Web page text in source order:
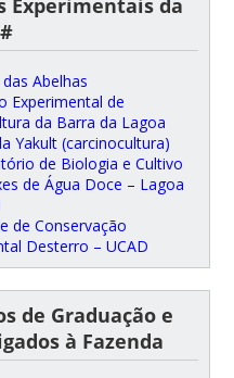
Abelhas
Experimental de
da Barra da Lagoa
Yakult (carcinocultura)
de Biologia e Cultivo
de Água Doce – Lagoa
de Conservação
Desterro – UCAD
de Graduação e
à Fazenda